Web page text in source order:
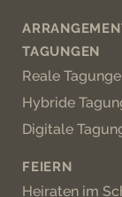
TAGUNGEN
Reale
Hybride
Digitale
FEIERN
Heiraten im